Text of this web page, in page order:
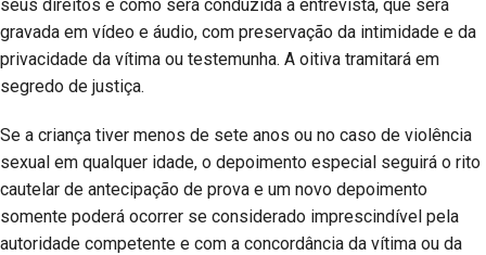
seus direitos e como será conduzida a entrevista, que será
gravada em vídeo e áudio, com preservação da intimidade e da
privacidade da vítima ou testemunha. A oitiva tramitará em
segredo de justiça.
Se a criança tiver menos de sete anos ou no caso de violência
sexual em qualquer idade, o depoimento especial seguirá o rito
cautelar de antecipação de prova e um novo depoimento
somente poderá ocorrer se considerado imprescindível pela
autoridade competente e com a concordância da vítima ou da